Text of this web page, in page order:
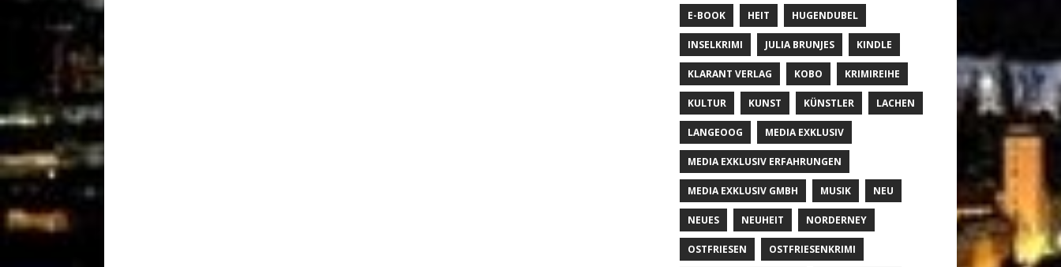
E-BOOK HEIT HUGENDUBEL
INSELKRIMI JULIA BRUNJES KINDLE
KLARANT VERLAG KOBO KRIMIREIHE
KULTUR KUNST KÜNSTLER LACHEN
LANGEOOG MEDIA EXKLUSIV
MEDIA EXKLUSIV ERFAHRUNGEN
MEDIA EXKLUSIV GMBH MUSIK NEU
NEUES NEUHEIT NORDERNEY
OSTFRIESEN OSTFRIESENKRIMI